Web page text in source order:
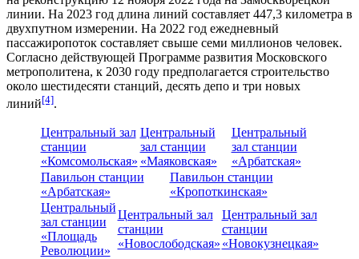
линии. На 2023 год длина линий составляет 447,3 километра в
двухпутном измерении. На 2022 год ежедневный
пассажиропоток составляет свыше семи миллионов человек.
Согласно действующей Программе развития Московского
метрополитена, к 2030 году предполагается строительство
около шестидесяти станций, десять депо и три новых
линий[4].
Центральный зал
станции
«Комсомольская»
Центральный
зал станции
«Маяковская»
Центральный
зал станции
«Арбатская»
Павильон станции
«Арбатская»
Павильон станции
«Кропоткинская»
Центральный
зал станции
«Площадь
Революции»
Центральный зал
станции
«Новослободская»
Центральный зал
станции
«Новокузнецкая»